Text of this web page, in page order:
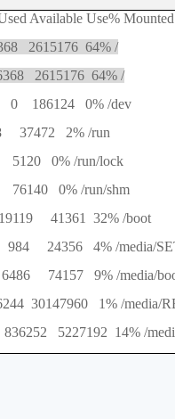
Available Use% Mounted
2615176 64% /
2615176 64% /
186124 0% /dev
2% /run
0% /run/lock
0% /run/shm
41361 32% /boot
24356 4% /media/
74157 9% /media/
30147960 1% /media/
5227192 14% /